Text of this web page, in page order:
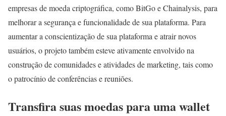
empresas de moeda criptográfica, como BitGo e Chainalysis, para
melhorar a segurança e funcionalidade de sua plataforma. Para
aumentar a conscientização de sua plataforma e atrair novos
usuários, o projeto também esteve ativamente envolvido na
construção de comunidades e atividades de marketing, tais como
o patrocínio de conferências e reuniões.
Transfira suas moedas para uma wallet